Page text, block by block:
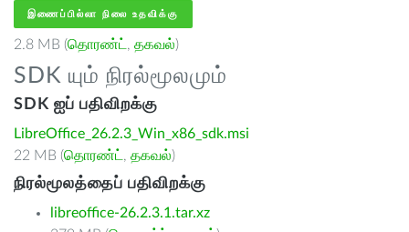
இணைப்பில்லா நிலை உதவிக்கு
2.8 MB (தொரண்ட் , தகவல்)
SDK யும் நிரல்மூலமும்
SDK ஐப் பதிவிறக்கு
LibreOffice_26.2.3_Win_x86_sdk.msi
22 MB (தொரண்ட் , தகவல்)
நிரல்மூலத்தைப் பதிவிறக்கு
libreoffice-26.2.3.1.tar.xz